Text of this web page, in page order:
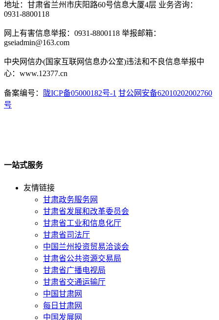
地址：甘肃省兰州市庆阳路60号信息大厦4层 业务咨询：
0931-8800118
网上有害信息举报：0931-8800118 举报邮箱：
gseiadmin@163.com
中央网信办(国家互联网信息办公室)违法和不良信息举报中
心：www.12377.cn
备案编号： 陇ICP备05000182号-1 甘公网安备62010202002760
号
一站式服务
友情链接
甘肃政务服务网
甘肃省发展和改革委员会
甘肃省工业和信息化厅
甘肃省司法厅
中国兰州投资贸易洽谈会
甘肃省公共资源交易局
甘肃省广播电视局
甘肃省交通运输厅
中国甘肃网
每日甘肃网
中国发展网